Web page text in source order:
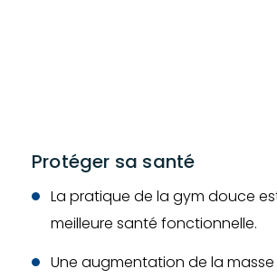
Protéger sa santé
La pratique de la gym douce
meilleure santé fonctionnelle.
Une augmentation de la